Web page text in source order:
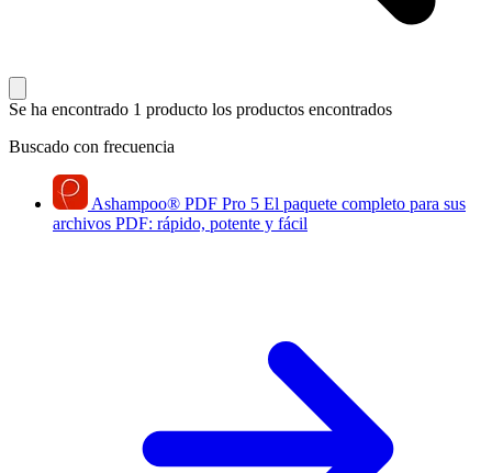
Se ha encontrado 1 producto los productos encontrados
Buscado con frecuencia
Ashampoo® PDF Pro 5 El paquete completo para sus
archivos PDF: rápido, potente y fácil